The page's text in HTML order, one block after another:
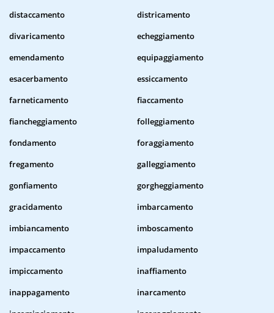
distaccamento
districamento
divaricamento
echeggiamento
emendamento
equipaggiamento
esacerbamento
essiccamento
farneticamento
fiaccamento
fiancheggiamento
folleggiamento
fondamento
foraggiamento
fregamento
galleggiamento
gonfiamento
gorgheggiamento
gracidamento
imbarcamento
imbiancamento
imboscamento
impaccamento
impaludamento
impiccamento
inaffiamento
inappagamento
inarcamento